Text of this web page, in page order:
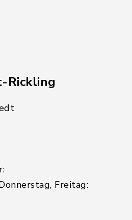
Rickling
Freitag: